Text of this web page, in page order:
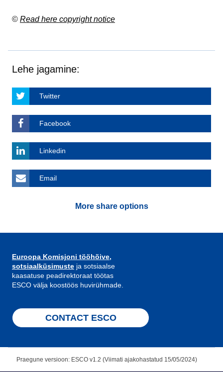
© Read here copyright notice
Lehe jagamine:
Twitter
Facebook
Linkedin
Email
More share options
Euroopa Komisjoni tööhõive,
sotsiaalküsimuste ja sotsiaalse
kaasatuse peadirektoraat töötas
ESCO välja koostöös huvirühmade.
CONTACT ESCO
Praegune versioon: ESCO v1.2 (Viimati ajakohastatud 15/05/2024)